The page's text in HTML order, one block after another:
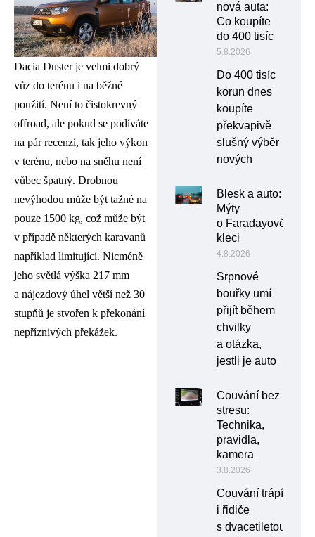
Dacia Duster je velmi dobrý
vůz do terénu i na běžné
použití. Není to čistokrevný
offroad, ale pokud se podíváte
na pár recenzí, tak jeho výkon
v terénu, nebo na sněhu není
vůbec špatný. Drobnou
nevýhodou může být tažné na
pouze 1500 kg, což může být
v případě některých karavanů
například limitující. Nicméně
jeho světlá výška 217 mm
a nájezdový úhel větší než 30
stupňů je stvořen k překonání
nepříznivých překážek.
nová auta:
Co koupíte
do 400 tisíc
5.8.2026
Do 400 tisíc
korun dnes
koupíte
překvapivě
slušný výběr
nových
Blesk a auto:
Mýty
o Faradayově
kleci
4.8.2026
Srpnové
bouřky umí
přijít během
chvilky
a otázka,
jestli je auto
Couvání bez
stresu:
Technika,
pravidla,
kamera
3.8.2026
Couvání trápí
i řidiče
s dvacetiletou